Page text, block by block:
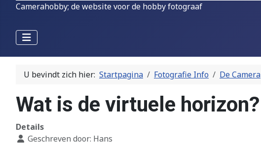
Camerahobby; de website voor de hobby fotograaf
U bevindt zich hier: Startpagina Fotografie Info De Camera
Wat is de virtuele horizon?
Details
Geschreven door: Hans